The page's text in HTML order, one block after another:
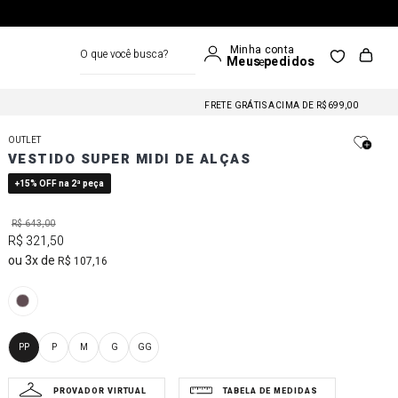
FRETE GRÁTIS ACIMA DE R$699,00
FRETE GRÁTIS NAS COMPRAS A PARTIR DE R$699
FRETE GRÁTIS ACIMA DE R$699,00
OUTLET
VESTIDO SUPER MIDI DE ALÇAS
+15% OFF na 2ª peça
R$643,00
R$ 321,50
3
R$ 107,16
PP P M G GG